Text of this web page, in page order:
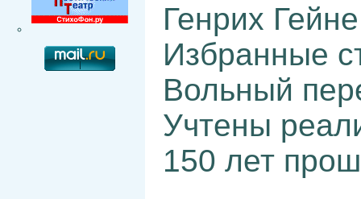
Генрих
Избранные
Вольный
Учтены
150 лет